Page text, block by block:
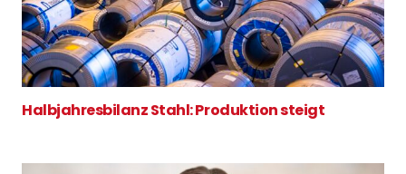
Halbjahresbilanz Stahl: Produktion steigt